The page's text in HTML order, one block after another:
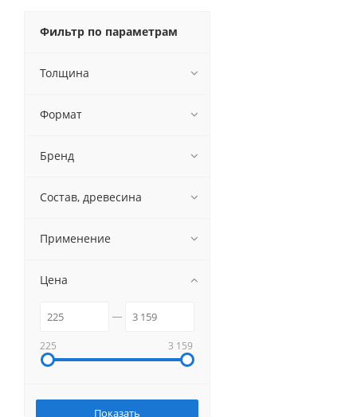
Фильтр по параметрам
Толщина
Формат
Бренд
Состав, древесина
Применение
Цена
225 3 159